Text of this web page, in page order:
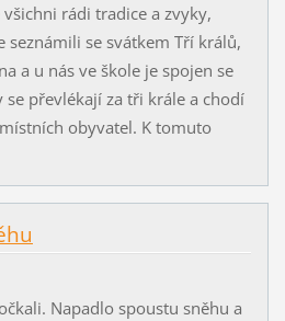
rádi tradice a zvyky,
seznámili se svátkem Tří králů,
a u nás ve škole je spojen se
se převlékají za tři krále a chodí
obyvatel. K tomuto
Napadlo spoustu sněhu a